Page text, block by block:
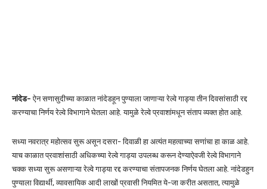
नांदेड-ऐन सणासुदीच्या काळात नांदेडहून पुण्याला जाणाऱ्या रेल्वे गाड्या तीन दिवसांसाठी रद्द
करण्याचा निर्णय रेल्वे विभागाने घेतला आहे. यामुळे रेल्वे प्रवाशांमधून संताप व्यक्त होत आहे.
सध्या नवरात्र महोत्सव सुरू असून दसरा- दिवाळी हा अत्यंत महत्वाच्या सणांचा हा काळ आहे.
याच काळात प्रवाशांसाठी अधिकच्या रेल्वे गाड्या उपलब्ध करून देण्याऐवजी रेल्वे विभागाने
चक्क सध्या सुरू असणाऱ्या रेल्वे गाड्या रद्द करण्याचा संतापजनक निर्णय घेतला आहे. नांदेडहुन
पुण्याला विद्यार्थी, व्यावसायिक आदी लाखों प्रवासी नियमित ये-जा करीत असतात, त्यामुळे